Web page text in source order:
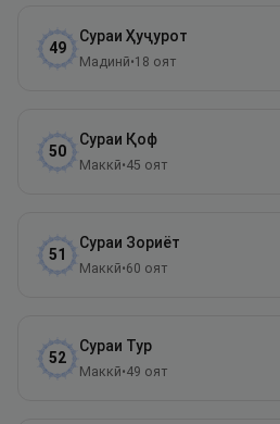
49
Сураи Ҳуҷурот
Мадинӣ•18 оят
50
Сураи Қоф
Маккӣ•45 оят
51
Сураи Зориёт
Маккӣ•60 оят
52
Сураи Тур
Маккӣ•49 оят